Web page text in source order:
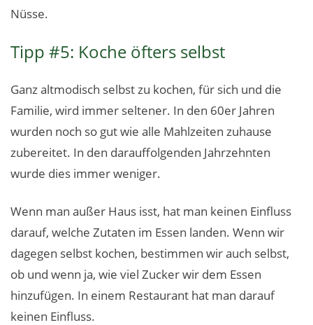
Nüsse.
Tipp #5: Koche öfters selbst
Ganz altmodisch selbst zu kochen, für sich und die
Familie, wird immer seltener. In den 60er Jahren
wurden noch so gut wie alle Mahlzeiten zuhause
zubereitet. In den darauffolgenden Jahrzehnten
wurde dies immer weniger.
Wenn man außer Haus isst, hat man keinen Einfluss
darauf, welche Zutaten im Essen landen. Wenn wir
dagegen selbst kochen, bestimmen wir auch selbst,
ob und wenn ja, wie viel Zucker wir dem Essen
hinzufügen. In einem Restaurant hat man darauf
keinen Einfluss.